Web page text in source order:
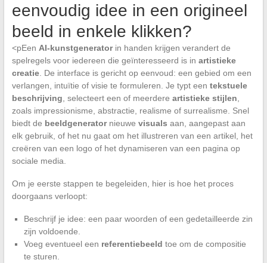
eenvoudig idee in een origineel
beeld in enkele klikken?
<pEen AI-kunstgeneratorin handen krijgen verandert de
spelregels voor iedereen die geïnteresseerd is in artistieke
creatie. De interface is gericht op eenvoud: een gebied om een
verlangen, intuïtie of visie te formuleren. Je typt een tekstuele
beschrijving , selecteert een of meerdere artistieke stijlen
zoals impressionisme, abstractie, realisme of surrealisme. Snel
biedt de beeldgeneratornieuwe visuals aan, aangepast aan
elk gebruik, of het nu gaat om het illustreren van een artikel, het
creëren van een logo of het dynamiseren van een pagina op
sociale media.
Om je eerste stappen te begeleiden, hier is hoe het proces
doorgaans verloopt:
Beschrijf je idee: een paar woorden of een gedetailleerde zin
zijn voldoende.
Voeg eventueel een referentiebeeld toe om de compositie
te sturen.